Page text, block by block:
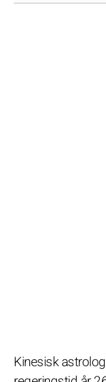
Kinesisk